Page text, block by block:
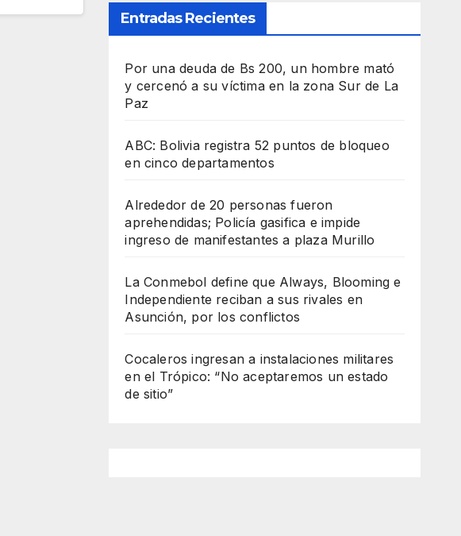
Entradas Recientes
Por una deuda de Bs 200, un hombre mató
y cercenó a su víctima en la zona Sur de La
Paz
ABC: Bolivia registra 52 puntos de bloqueo
en cinco departamentos
Alrededor de 20 personas fueron
aprehendidas; Policía gasifica e impide
ingreso de manifestantes a plaza Murillo
La Conmebol define que Always, Blooming e
Independiente reciban a sus rivales en
Asunción, por los conflictos
Cocaleros ingresan a instalaciones militares
en el Trópico: “No aceptaremos un estado
de sitio”